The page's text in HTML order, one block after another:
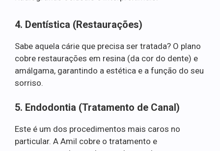
4. Dentística (Restaurações)
Sabe aquela cárie que precisa ser tratada? O plano
cobre restaurações em resina (da cor do dente) e
amálgama, garantindo a estética e a função do seu
sorriso.
5. Endodontia (Tratamento de Canal)
Este é um dos procedimentos mais caros no
particular. A Amil cobre o tratamento e